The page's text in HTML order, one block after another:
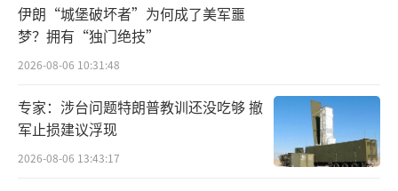
伊朗“城堡破坏者”为何成了美军噩
梦？拥有“独门绝技”
2026-08-06 10:31:48
专家：涉台问题特朗普教训还没吃够 撤
军止损建议浮现
2026-08-06 13:43:17